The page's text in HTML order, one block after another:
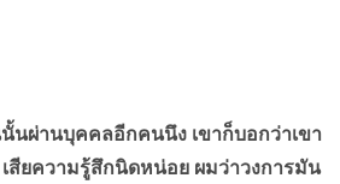
ผ่านบุคคลอีกคนนึง เขาก็บอกว่าเขา
สียความรู้สึกนิดหน่อย ผมว่าวงการมัน